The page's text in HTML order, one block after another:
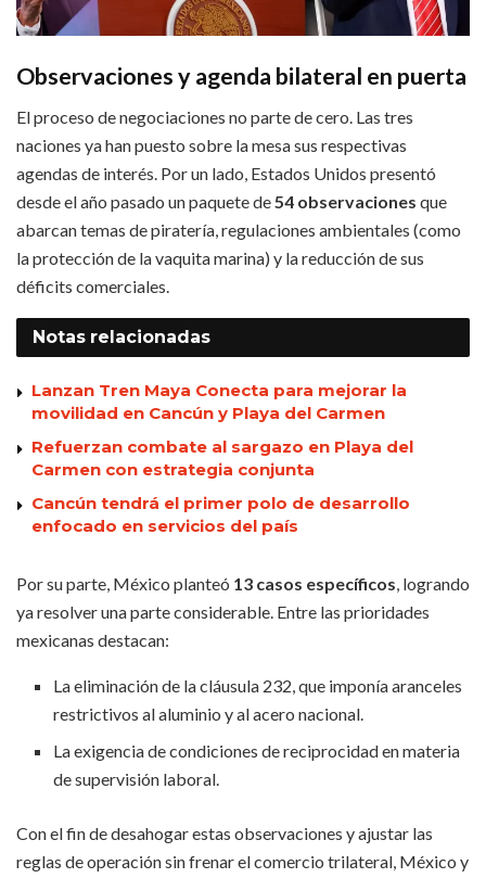
Observaciones y agenda bilateral en puerta
El proceso de negociaciones no parte de cero. Las tres
naciones ya han puesto sobre la mesa sus respectivas
agendas de interés. Por un lado, Estados Unidos presentó
desde el año pasado un paquete de54 observaciones que
abarcan temas de piratería, regulaciones ambientales (como
la protección de la vaquita marina) y la reducción de sus
déficits comerciales.
Notas relacionadas
Lanzan Tren Maya Conecta para mejorar la
movilidad en Cancún y Playa del Carmen
Refuerzan combate al sargazo en Playa del
Carmen con estrategia conjunta
Cancún tendrá el primer polo de desarrollo
enfocado en servicios del país
Por su parte, México planteó 13 casos específicos, logrando
ya resolver una parte considerable. Entre las prioridades
mexicanas destacan:
La eliminación de la cláusula 232, que imponía aranceles
restrictivos al aluminio y al acero nacional.
La exigencia de condiciones de reciprocidad en materia
de supervisión laboral.
Con el fin de desahogar estas observaciones y ajustar las
reglas de operación sin frenar el comercio trilateral, México y